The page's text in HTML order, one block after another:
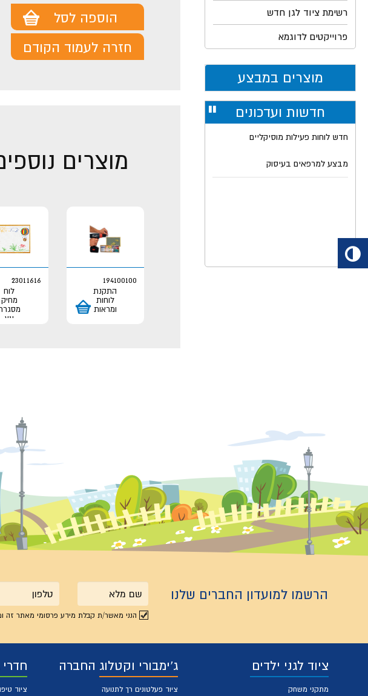
רשימת ציוד לגן חדש
פרוייקטים לדוגמא
מוצרים במבצע
עצור
חדשות ועדכונים
חדש לוחות פעילות מוסיקליים
מבצע למרפאים בעיסוק
הוספה לסל
חזרה לעמוד הקודם
מוצרים
194100100
התקנת
לוחות
ומראות
23011616
לוח
מחיק
עץ
הרשמו למועדון החברים שלנו
שם הנני מאשר/ת קבלת מידע פרסומי מאתר זה
ציוד לגני ילדים
מתקני משחק
ג'ימבורי וקטלוג החברה
ציוד פעלטונים רך לתנועה
חדרי
ציוד